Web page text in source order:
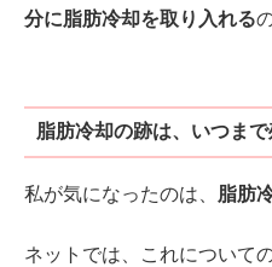
分に脂肪冷却を取り入れる
脂肪冷却の跡は、いつまで
私が気になったのは、 脂肪
ネットでは、これについて